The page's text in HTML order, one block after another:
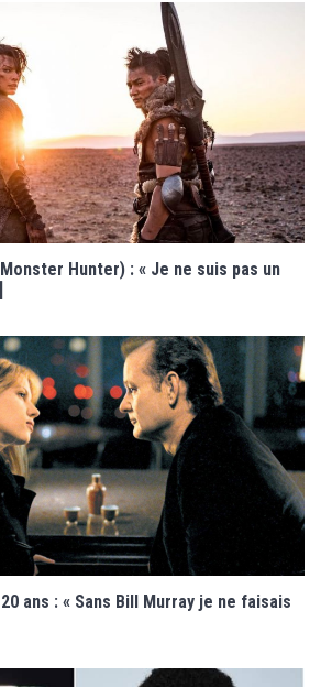
Hunter) : « Je ne suis pas un
ans : « Sans Bill Murray je ne faisais